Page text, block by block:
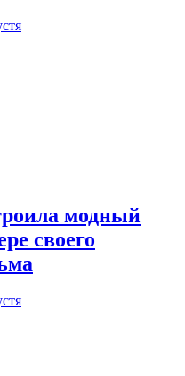
модный
своего